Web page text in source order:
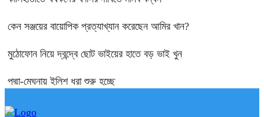
কেন সঞ্জয়ের বায়োপিক প্রত্যাখ্যান করেছেন আমির খান?
মুঠোফোন নিয়ে দ্বন্দ্বে ছোট ভাইয়ের হাতে বড় ভাই খুন
পদ্মা-মেঘনায় ইলিশ ধরা শুরু হচ্ছে